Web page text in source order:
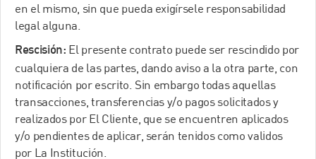
en el mismo, sin que pueda exigírsele responsabilidad
legal alguna.
Rescisión: El presente contrato puede ser rescindido por
cualquiera de las partes, dando aviso a la otra parte, con
notificación por escrito. Sin embargo todas aquellas
transacciones, transferencias y/o pagos solicitados y
realizados por El Cliente, que se encuentren aplicados
y/o pendientes de aplicar, serán tenidos como validos
por La Institución.